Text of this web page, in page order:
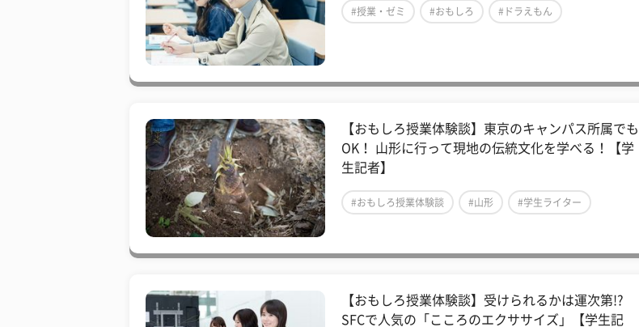
#授業・ゼミ #おもしろ #ドラえもん
【おもしろ授業体験談】東京のキャンパス所属でも
OK！ 山形に行って現地の伝統文化を学べる！【学
生記者】
#おもしろ授業体験談 #山形 #学生ライター
【おもしろ授業体験談】受けられるかは運次第!?
SFCで人気の「こころのエクササイズ」【学生記